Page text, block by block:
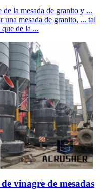
la mesada de granito y ...
una mesada de granito, ... tal
de la ...
vinagre de mesadas